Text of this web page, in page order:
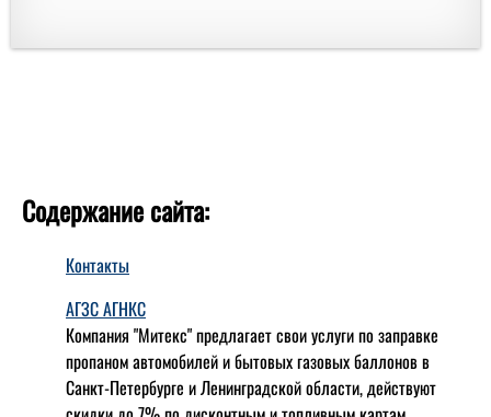
Содержание сайта:
Контакты
АГЗС АГНКС
Компания "Митекс" предлагает свои услуги по заправке
пропаном автомобилей и бытовых газовых баллонов в
Санкт-Петербурге и Ленинградской области, действуют